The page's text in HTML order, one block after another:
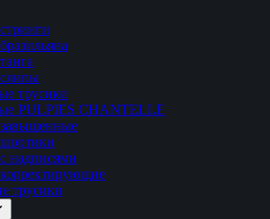
трусики
PULPIES CHANTELLE
надписями
трусики